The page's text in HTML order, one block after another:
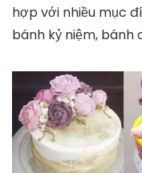
hợp với nhiều mục
bánh kỷ niệm, bánh